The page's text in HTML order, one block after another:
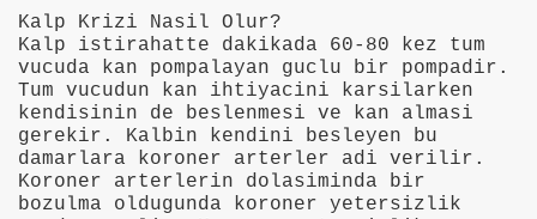
Kalp Krizi Nasil Olur?
Kalp istirahatte dakikada 60-80 kez tum
vucuda kan pompalayan guclu bir pompadir.
Tum vucudun kan ihtiyacini karsilarken
kendisinin de beslenmesi ve kan almasi
gerekir. Kalbin kendini besleyen bu
damarlara koroner arterler adi verilir.
Koroner arterlerin dolasiminda bir
bozulma oldugunda koroner yetersizlik